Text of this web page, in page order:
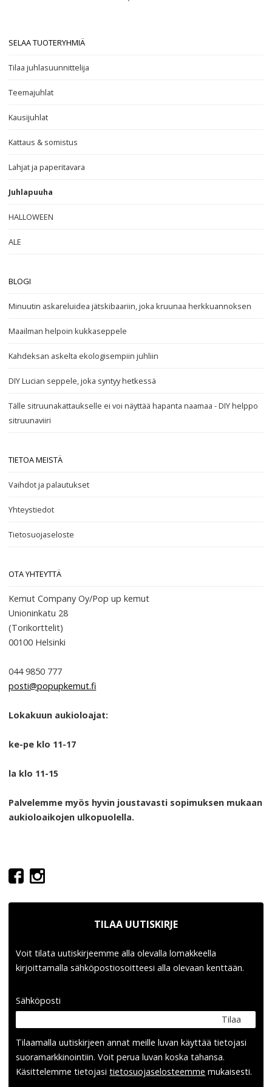
SELAA TUOTERYHMIÄ
Tilaa juhlasuunnittelija
Teemajuhlat
Kausijuhlat
Kattaus & somistus
Lahjat ja paperitavara
Juhlapuuha
HALLOWEEN
ALE
BLOGI
Minuutin askareluidea jätskibaariin, joka kruunaa herkkuannoksen
Maailman helpoin kukkaseppele
Kahdeksan askelta ekologisempiin juhliin
DIY Lucian seppele, joka syntyy hetkessä
Tälle sitruunakattaukselle ei voi näyttää hapanta naamaa - DIY helppo
sitruunaviiri
TIETOA MEISTÄ
Vaihdot ja palautukset
Yhteystiedot
Tietosuojaseloste
OTA YHTEYTTÄ
Kemut Company Oy/Pop up kemut
Unioninkatu 28
(Torikorttelit)
00100 Helsinki
044 9850 777
posti@popupkemut.fi
Lokakuun aukioloajat:
ke-pe klo 11-17
la klo 11-15
Palvelemme myös hyvin joustavasti sopimuksen mukaan
aukioloaikojen ulkopuolella.
TILAA UUTISKIRJE
Voit tilata uutiskirjeemme alla olevalla lomakkeella
kirjoittamalla sähköpostiosoitteesi alla olevaan kenttään.
Sähköposti
Tilaa
Tilaamalla uutis­kirjeen annat meille luvan käyttää tietojasi
suora­markkinointiin. Voit perua luvan koska tahansa.
Käsittelemme tietojasitieto­suoja­selosteemme mukaisesti.